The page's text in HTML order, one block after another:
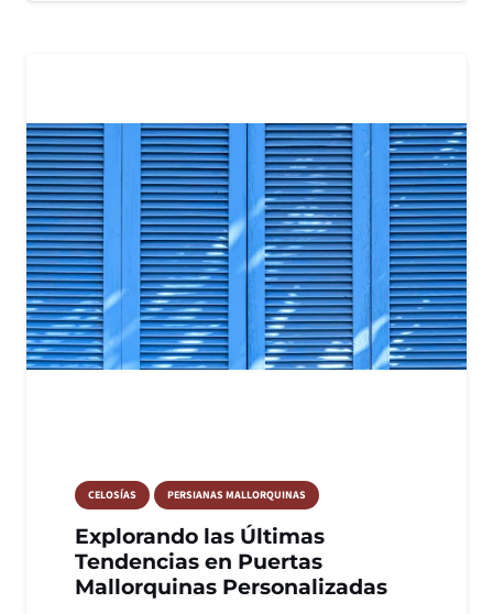
CELOSÍAS PERSIANAS MALLORQUINAS
Explorando las Últimas
Tendencias en Puertas
Mallorquinas Personalizadas